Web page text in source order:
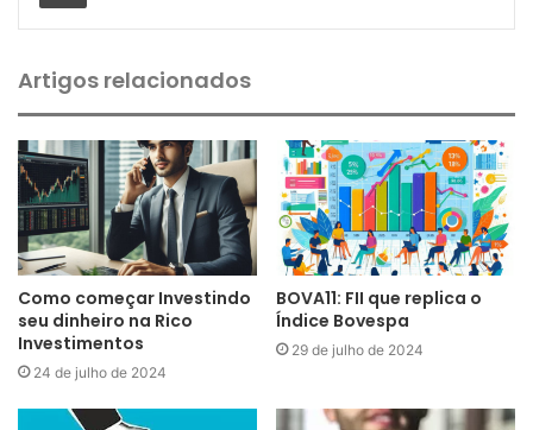
Artigos relacionados
Como começar Investindo
seu dinheiro na Rico
Investimentos
24 de julho de 2024
BOVA11: FII que replica o
Índice Bovespa
29 de julho de 2024